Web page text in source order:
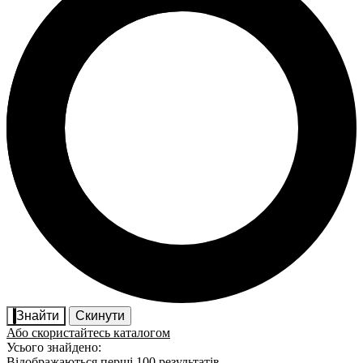
Знайти
Скинути
Або скористайтесь каталогом
Усього знайдено: